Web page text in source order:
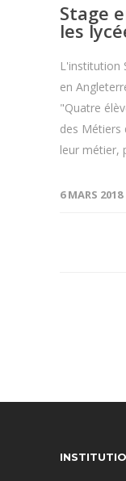
Stage
les
L'institution
en
"Quatre
des Métiers
leur métier,
6 MARS 2018